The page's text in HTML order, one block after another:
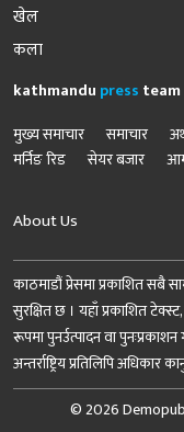
खेल
कला
kathmandu press team
मुख्य समाचार
समाचार
मर्निङ रिड
सेयर बजार
About Us
काठमाडौं प्रेसमा प्रकाशित सबै
सुरक्षित छ । यहाँ प्रकाशित
रूपमा पुनर्उत्पादन वा
अन्तर्राष्ट्रिय प्रतिलिपि
© 2026